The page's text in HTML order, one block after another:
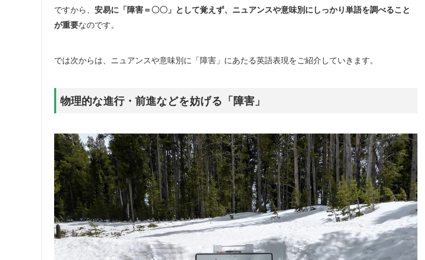
ですから、 安易に「障害＝〇〇」として覚えず、ニュアンスや意味別にしっかり単語を調べること
が重要なのです。
では次からは、ニュアンスや意味別に「障害」にあたる英語表現をご紹介していきます。
物理的な進行・前進などを妨げる「障害」